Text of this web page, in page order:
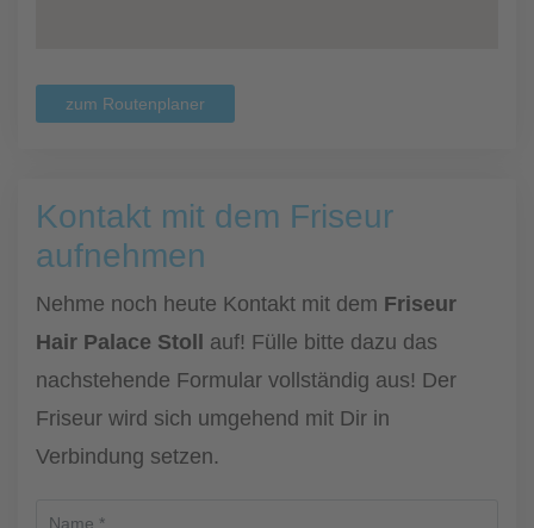
zum Routenplaner
Kontakt mit dem Friseur
aufnehmen
Nehme noch heute Kontakt mit dem Friseur
Hair Palace Stoll
auf! Fülle bitte dazu das
nachstehende Formular vollständig aus! Der
Friseur wird sich umgehend mit Dir in
Verbindung setzen.